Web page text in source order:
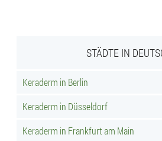
STÄDTE IN
Keraderm in Berlin
Keraderm in Düsseldorf
Keraderm in Frankfurt am Main